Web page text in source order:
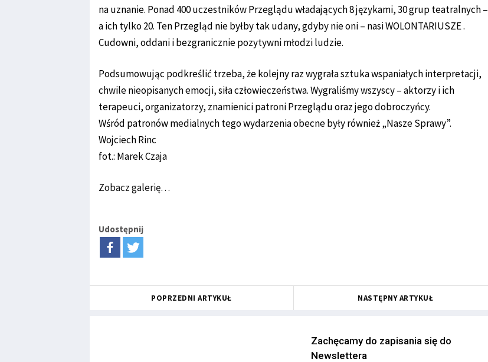
na uznanie. Ponad 400 uczestników Przeglądu władających 8 językami, 30 grup teatralnych –
a ich tylko 20. Ten Przegląd nie byłby tak udany, gdyby nie oni – nasi WOLONTARIUSZE .
Cudowni, oddani i bezgranicznie pozytywni młodzi ludzie.
Podsumowując podkreślić trzeba, że kolejny raz wygrała sztuka wspaniałych interpretacji,
chwile nieopisanych emocji, siła człowieczeństwa. Wygraliśmy wszyscy – aktorzy i ich
terapeuci, organizatorzy, znamienici patroni Przeglądu oraz jego dobroczyńcy.
Wśród patronów medialnych tego wydarzenia obecne były również „Nasze Sprawy”.
Wojciech Rinc
fot.: Marek Czaja
Zobacz galerię…
Udostępnij
POPRZEDNI ARTYKUŁ NASTĘPNY ARTYKUŁ
Zachęcamy do zapisania się do
Newslettera